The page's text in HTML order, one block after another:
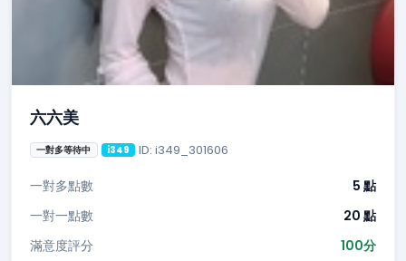
六六美
一對多等待中 i349 ID: i349_301606
一對多點數
5 點
一對一點數
20 點
滿意度評分
100分